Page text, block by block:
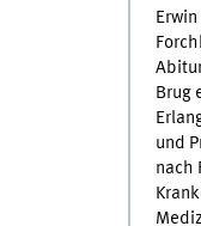
Brug
und
nach